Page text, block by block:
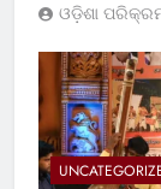
ଓଡ଼ିଶା